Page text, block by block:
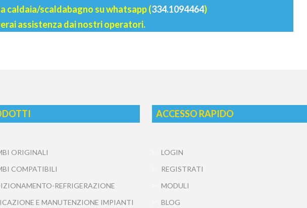
caldaia/scaldabagno su whatsapp (334.1094464)
assistenza dai nostri operatori.
ORIGINALI
COMPATIBILI
REFRIGERAZIONE
E MANUTENZIONE IMPIANTI
ACCESSO RAPIDO
LOGIN
REGISTRATI
MODULI
BLOG